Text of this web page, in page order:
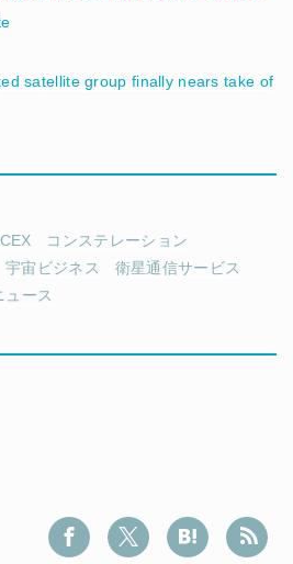
satellite group finally nears take of
コンステレーション
宇宙ビジネス
衛星通信サービス
ュース